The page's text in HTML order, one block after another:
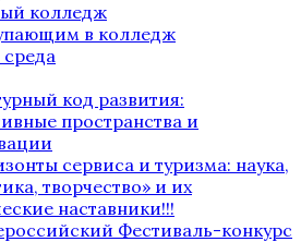
колледж
в колледж
среда
код развития:
пространства и
сервиса и туризма: наука,
творчество» и их
наставники!!!
Фестиваль-конкурс